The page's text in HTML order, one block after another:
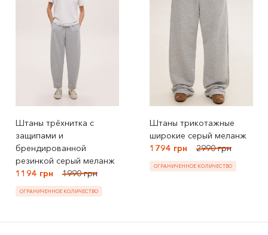
Штаны трёхнитка с
защипами и
брендированной
резинкой серый меланж
1194 грн
1990 грн
ОГРАНИЧЕННОЕ КОЛИЧЕСТВО
Штаны трикотажные
широкие серый меланж
1794 грн
2990 грн
ОГРАНИЧЕННОЕ КОЛИЧЕСТВО